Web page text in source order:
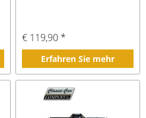
€ 119,90 *
Erfahren Sie mehr